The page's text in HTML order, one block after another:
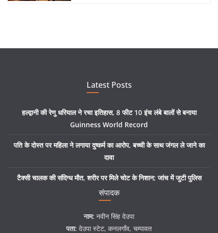
Latest Posts
हल्द्वानी की रेणु धरियाल ने रचा इतिहास, 8 फीट 10 इंच लंबे बालों से बनाया
Guinness World Record
पति के दोस्त पर महिला ने लगाया दुष्कर्म का आरोप, बच्ची के साथ जंगल ले जाने का
दावा
टैक्सी चालक की संदिग्ध मौत, शरीर पर मिले चोट के निशान; जांच में जुटी पुलिस
संपादक
नाम: नवीन सिंह देउपा
पता: देउपा स्टेट, कनलगाँव, चम्पावत